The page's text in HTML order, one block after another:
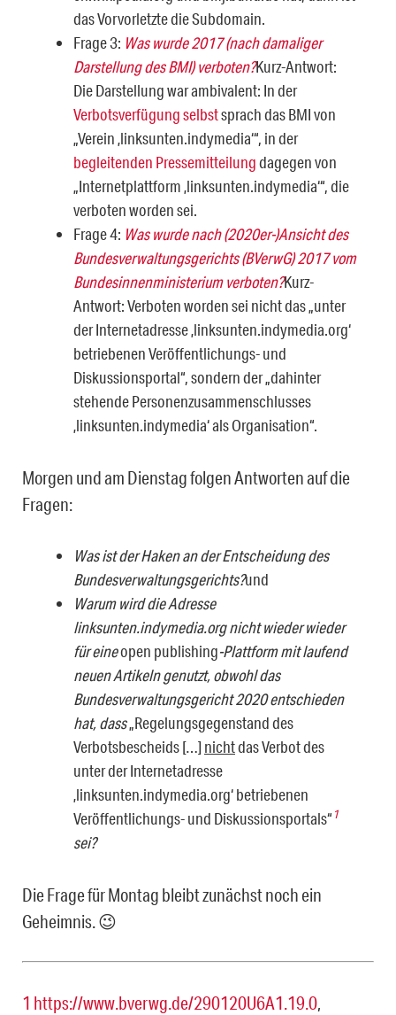
das Vorvorletzte die Subdomain.
Frage 3: Was wurde 2017 (nach damaliger
Darstellung des BMI) verboten?Kurz-Antwort:
Die Darstellung war ambivalent: In der
Verbotsverfügung selbstsprach das BMI von
„Verein ‚linksunten.indymedia‘“, in der
begleitenden Pressemitteilungdagegen von
„Internetplattform ‚linksunten.indymedia‘“, die
verboten worden sei.
Frage 4: Was wurde nach (2020er-)Ansicht des
Bundesverwaltungsgerichts (BVerwG) 2017 vom
Bundesinnenministerium verboten?Kurz-
Antwort: Verboten worden sei nicht das „unter
der Internetadresse ‚linksunten.indymedia.org‘
betriebenen Veröffentlichungs- und
Diskussionsportal“, sondern der „dahinter
stehende Personenzusammenschlusses
‚linksunten.indymedia‘ als Organisation“.
Morgen und am Dienstag folgen Antworten auf die
Fragen:
Was ist der Haken an der Entscheidung des
Bundesverwaltungsgerichts?und
Warum wird die Adresse
linksunten.indymedia.org nicht wieder wieder
für eineopen publishing-Plattform mit laufend
neuen Artikeln genutzt, obwohl das
Bundesverwaltungsgericht 2020 entschieden
hat, dass„Regelungsgegenstand des
Verbotsbescheids […]nichtdas Verbot des
unter der Internetadresse
‚linksunten.indymedia.org‘ betriebenen
Veröffentlichungs- und Diskussionsportals“ 1
sei?
Die Frage für Montag bleibt zunächst noch ein
Geheimnis. 😉
1 https://www.bverwg.de/290120U6A1.19.0,